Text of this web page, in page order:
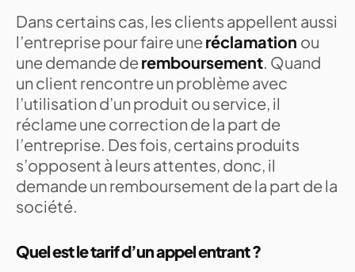
Dans certains cas, les clients appellent aussi
l’entreprise pour faire uneréclamation ou
une demande deremboursement. Quand
un client rencontre un problème avec
l’utilisation d’un produit ou service, il
réclame une correction de la part de
l’entreprise. Des fois, certains produits
s’opposent à leurs attentes, donc, il
demande un remboursement de la part de la
société.
Quel est le tarif d’un appel entrant ?